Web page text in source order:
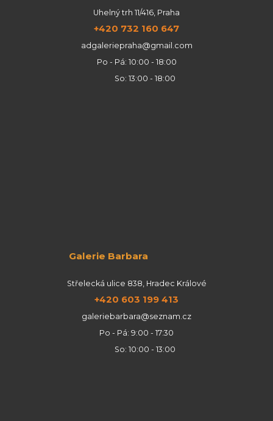
Uhelný trh 11/416, Praha
+420 732 160 647
adgaleriepraha@gmail.com
Po - Pá: 10:00 - 18:00
So: 13:00 - 18:00
Galerie Barbara
Střelecká ulice 838, Hradec Králové
+420 603 199 413
galeriebarbara@seznam.cz
Po - Pá: 9:00 - 17:30
So: 10:00 - 13:00